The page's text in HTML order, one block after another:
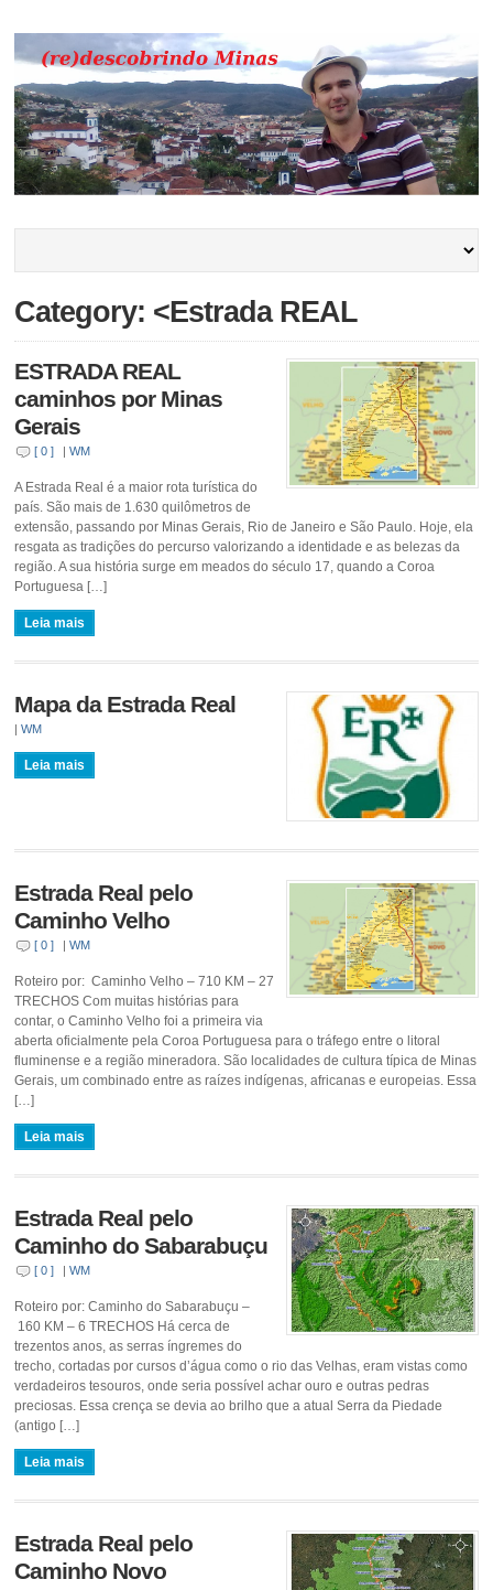
Category: <Estrada REAL
ESTRADA REAL
caminhos por Minas
Gerais
[ 0 ] |WM
A Estrada Real é a maior rota turística do
país. São mais de 1.630 quilômetros de
extensão, passando por Minas Gerais, Rio de Janeiro e São Paulo. Hoje, ela
resgata as tradições do percurso valorizando a identidade e as belezas da
região. A sua história surge em meados do século 17, quando a Coroa
Portuguesa […]
Leia mais
Mapa da Estrada Real
|WM
Leia mais
Estrada Real pelo
Caminho Velho
[ 0 ] |WM
Roteiro por: Caminho Velho – 710 KM – 27
TRECHOS Com muitas histórias para
contar, o Caminho Velho foi a primeira via
aberta oficialmente pela Coroa Portuguesa para o tráfego entre o litoral
fluminense e a região mineradora. São localidades de cultura típica de Minas
Gerais, um combinado entre as raízes indígenas, africanas e europeias. Essa
[…]
Leia mais
Estrada Real pelo
Caminho do Sabarabuçu
[ 0 ] |WM
Roteiro por: Caminho do Sabarabuçu –
160 KM – 6 TRECHOS Há cerca de
trezentos anos, as serras íngremes do
trecho, cortadas por cursos d’água como o rio das Velhas, eram vistas como
verdadeiros tesouros, onde seria possível achar ouro e outras pedras
preciosas. Essa crença se devia ao brilho que a atual Serra da Piedade
(antigo […]
Leia mais
Estrada Real pelo
Caminho Novo